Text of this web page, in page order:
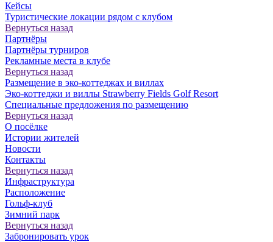
Кейсы
Туристические локации рядом с клубом
Вернуться назад
Партнёры
Партнёры турниров
Рекламные места в клубе
Вернуться назад
Размещение в эко-коттеджах и виллах
Эко-коттеджи и виллы Strawberry Fields Golf Resort
Специальные предложения по размещению
Вернуться назад
О посёлке
Истории жителей
Новости
Контакты
Вернуться назад
Инфраструктура
Расположение
Гольф-клуб
Зимний парк
Вернуться назад
Забронировать урок